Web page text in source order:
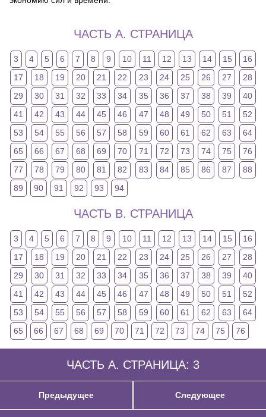
ЧАСТЬ А. СТРАНИЦА
3 4 5 6 7 8 9 10 11 12 13 14 15
16
17
18 19 20 21 22 23 24 25 26 27
28
29
30 31 32 33 34 35 36 37 38 39
40
41
42 43 44 45 46 47 48 49 50 51
52
53
54 55 56 57 58 59 60 61 62 63
64
65
66 67 68 69 70 71 72 73 74 75
76
77
78 79 80 81 82 83 84 85 86 87
88
89
90 91 92 93 94
ЧАСТЬ B. СТРАНИЦА
3 4 5 6 7 8 9 10 11 12 13 14 15
16
17
18 19 20 21 22 23 24 25 26 27
28
29
30 31 32 33 34 35 36 37 38 39
40
41
42 43 44 45 46 47 48 49 50 51
52
53
54 55 56 57 58 59 60 61 62 63
64
65
66 67 68 69 70 71 72 73 74 75 76
ЧАСТЬ А. СТРАНИЦА: 3
Предыдущее Следующее